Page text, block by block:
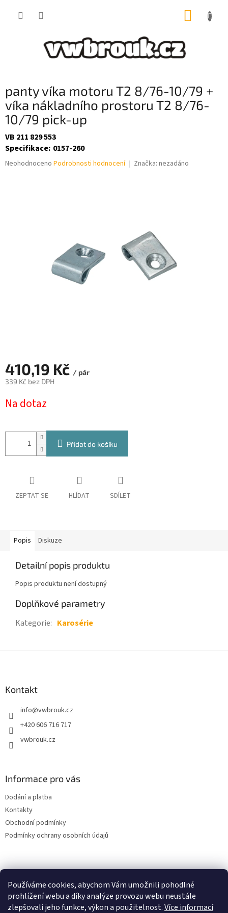
Používáme cookies, abychom Vám umožnili pohodlné
prohlížení webu a díky analýze provozu webu neustále
zlepšovali jeho funkce, výkon a použitelnost.Více informací
panty víka motoru T2 8/76-10/79 +
víka nákladního prostoru T2 8/76-
10/79 pick-up
VB 211 829 553
Specifikace: 0157-260
Průměrné
Neohodnoceno Podrobnosti hodnocení Značka: nezadáno
410,19 Kč / pár
339 Kč bez DPH
cena:
Na dotaz
Přidat do košíku
ZEPTAT SE HLÍDAT SDÍLET
Popis Diskuze
Detailní popis produktu
Popis produktu není dostupný
Doplňkové parametry
Kategorie: Karosérie
Kontakt
info@vwbrouk.cz
+420 606 716 717
vwbrouk.cz
Informace pro vás
Dodání a platba
Kontakty
Obchodní podmínky
Podmínky ochrany osobních údajů